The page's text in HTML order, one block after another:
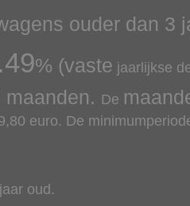
ouder dan 3
% (vaste jaarlijkse
maanden. De
euro. De
oud.